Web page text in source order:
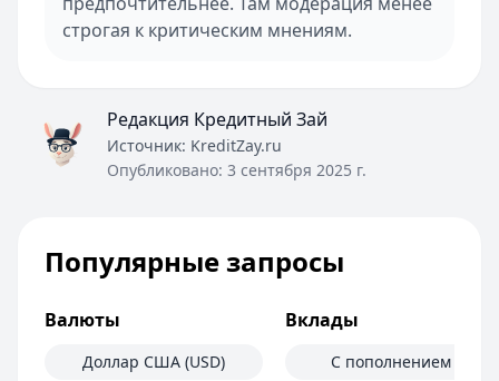
строгая к критическим мнениям.
Редакция Кредитный Зай
Источник: KreditZay.ru
Опубликовано: 3 сентября 2025 г.
Популярные запросы
Валюты
Доллар США (USD)
Вклады
С пополнением